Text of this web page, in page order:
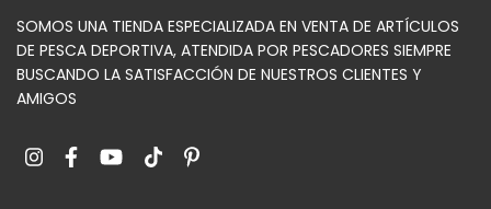
SOMOS UNA TIENDA ESPECIALIZADA EN VENTA DE ARTÍCULOS
DE PESCA DEPORTIVA, ATENDIDA POR PESCADORES SIEMPRE
BUSCANDO LA SATISFACCIÓN DE NUESTROS CLIENTES Y
AMIGOS